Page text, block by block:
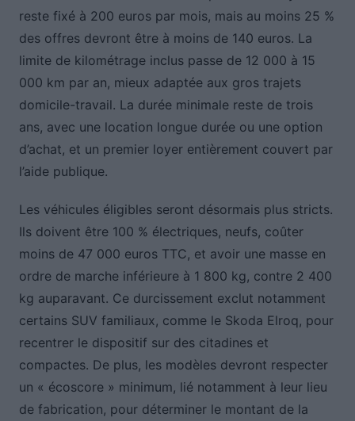
reste fixé à 200 euros par mois, mais au moins 25 %
des offres devront être à moins de 140 euros. La
limite de kilométrage inclus passe de 12 000 à 15
000 km par an, mieux adaptée aux gros trajets
domicile-travail. La durée minimale reste de trois
ans, avec une location longue durée ou une option
d’achat, et un premier loyer entièrement couvert par
l’aide publique.
Les véhicules éligibles seront désormais plus stricts.
Ils doivent être 100 % électriques, neufs, coûter
moins de 47 000 euros TTC, et avoir une masse en
ordre de marche inférieure à 1 800 kg, contre 2 400
kg auparavant. Ce durcissement exclut notamment
certains SUV familiaux, comme le Skoda Elroq, pour
recentrer le dispositif sur des citadines et
compactes. De plus, les modèles devront respecter
un « écoscore » minimum, lié notamment à leur lieu
de fabrication, pour déterminer le montant de la